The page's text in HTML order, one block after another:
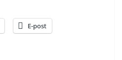
E-post